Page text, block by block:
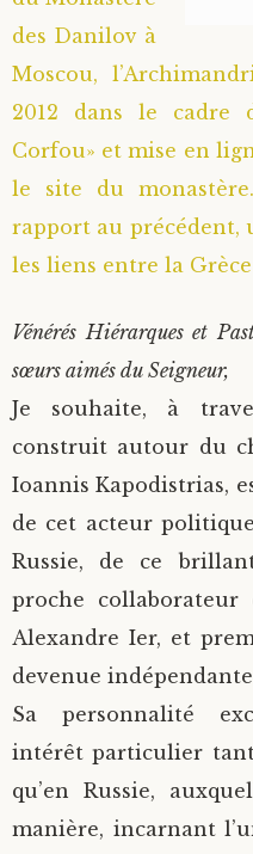
Saint Sophrony
Sainte Xenia
Sainte Matrone de
Staritsa Marie
Natalia de Vyritsa
Staritsa Anastasia
Archimandrite
Geronda Arsenios
Gerondissa
Archimandrite
des Danilov à
Moscou,
2012 dans le cadre
Corfou» et mise en
le site du
rapport au précédent,
les liens entre la
Vénérés Hiérarques et
sœurs aimés du Seigneur,
Je souhaite, à
construit autour du
Ioannis Kapodistrias,
de cet acteur
Russie, de ce
proche collaborateur
Alexandre Ier, et
devenue
Sa personnalité
intérêt particulier
qu’en Russie,
manière, incarnant